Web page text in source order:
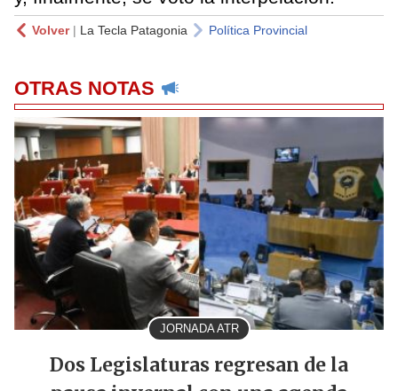
Volver| La Tecla Patagonia Política Provincial
OTRAS NOTAS
JORNADA ATR
Dos Legislaturas regresan de la